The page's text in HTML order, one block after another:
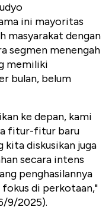
ini mayoritas
masyarakat dengan
segmen menengah
memiliki
bulan, belum
ke depan, kami
fitur-fitur baru
kita diskusikan juga
secara intens
penghasilannya
fokus di perkotaan,"
9/2025).